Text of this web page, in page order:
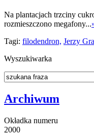
Na plantacjach trzciny
rozmieszczono megafony...
Tagi: filodendron, Jerzy
Wyszukiwarka
Archiwum
Okładka numeru
2000